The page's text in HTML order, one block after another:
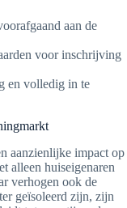
aan de
voor inschrijving
en volledig in te
aanzienlijke impact op
alleen huiseigenaren
verhogen ook de
geïsoleerd zijn, zijn